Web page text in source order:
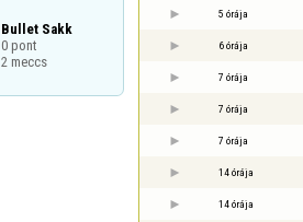
Bullet Sakk
0 pont
2 meccs
5 órája
6 órája
7 órája
7 órája
7 órája
14 órája
14 órája